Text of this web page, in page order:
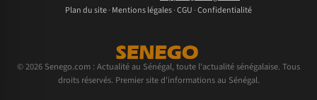
Plan du site· Mentions légales·CGU ·Confidentialité
© 2026 Senego.com : Actualité au Sénégal, toute l'actualité sénégalaise. Tous
droits réservés. Premier site d'informations au Sénégal.